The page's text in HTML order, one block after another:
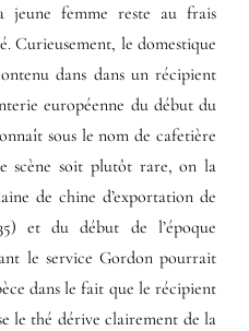
jeune femme reste au frais
Curieusement, le domestique
dans dans un récipient
européenne du début du
sous le nom de cafetière
scène soit plutôt rare, on la
de chine d’exportation de
et du début de l’époque
le service Gordon pourrait
dans le fait que le récipient
le thé dérive clairement de la